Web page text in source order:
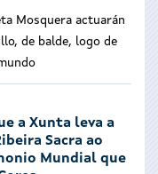
Mosquera actuarán
de balde, logo de
a Xunta leva a
Sacra ao
Mundial que